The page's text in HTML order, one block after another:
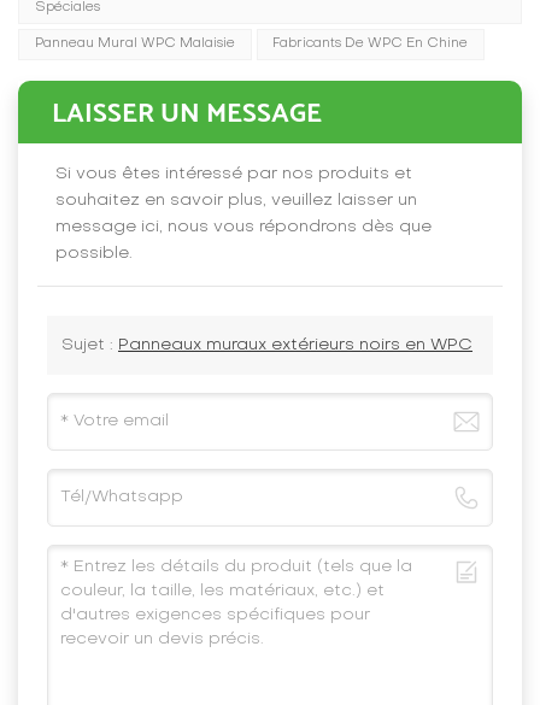
Spéciales
Panneau Mural WPC Malaisie Fabricants De WPC En Chine
LAISSER UN MESSAGE
Si vous êtes intéressé par nos produits et
souhaitez en savoir plus, veuillez laisser un
message ici, nous vous répondrons dès que
possible.
Sujet : Panneaux muraux extérieurs noirs en WPC